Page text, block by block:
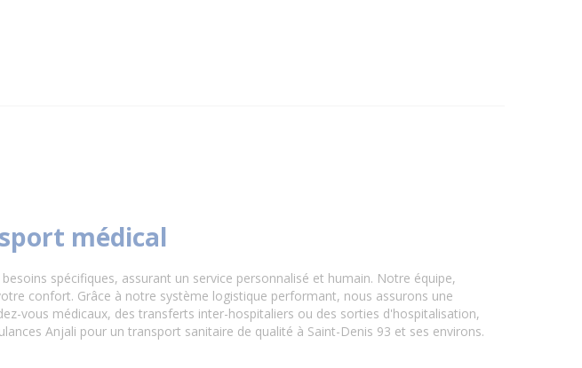
médical
spécifiques, assurant un service personnalisé et humain. Notre équipe,
confort. Grâce à notre système logistique performant, nous assurons une
vous médicaux, des transferts inter-hospitaliers ou des sorties d'hospitalisation,
Anjali pour un transport sanitaire de qualité à Saint-Denis 93 et ses environs.